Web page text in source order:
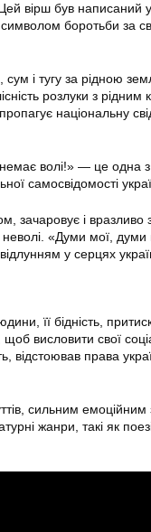
вірш був написаний
боротьби за
і тугу за рідною
розлуки з рідним
національну
волі!» — це одна
самосвідомості
зачаровує і вразливо
неволі. «Думи мої,
у серцях
її бідність,
висловити свої
відстоював права
сильним емоційним
жанри, такі як